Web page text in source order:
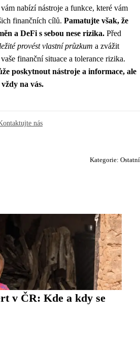
nabízí nástroje a funkce, které vám
finančních cílů. Pamatujte však, že
a DeFi s sebou nese rizika. Před
provést vlastní průzkum a zvážit
finanční situace a tolerance rizika.
poskytnout nástroje a informace, ale
na vás.
nás
Kategorie: Ostatní
v ČR: Kde a kdy se